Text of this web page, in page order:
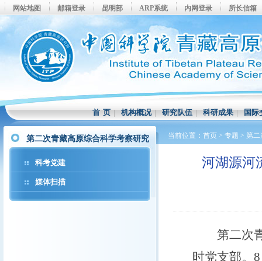
网站地图 邮箱登录 昆明部 ARP系统 内网登录 所长信箱
首 页|机构概况|研究队伍|科研成果|国际
第二次青藏高原综合科学考察研究
科考党建
媒体扫描
当前位置： 首页 > 专题 > 第二
河湖源河
第二次青
时党支部。